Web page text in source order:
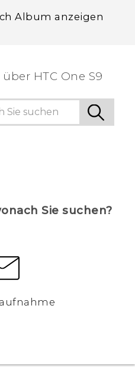
Album anzeigen
HTC One S9
Sie suchen?